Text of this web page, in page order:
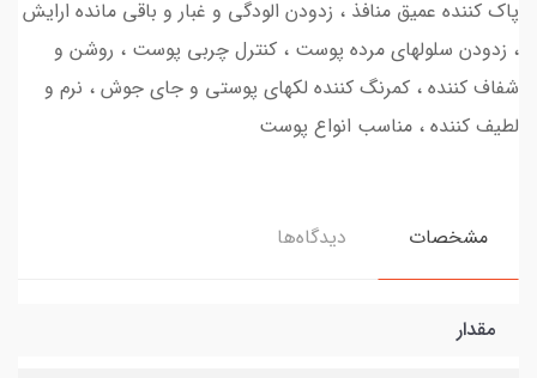
پاک کننده عمیق منافذ ، زدودن الودگی و غبار و باقی مانده ارایش
، زدودن سلولهای مرده پوست ، کنترل چربی پوست ، روشن و
شفاف کننده ، کمرنگ کننده لکهای پوستی و جای جوش ، نرم و
لطیف کننده ، مناسب انواع پوست
مشخصات دیدگاه‌ها
مقدار